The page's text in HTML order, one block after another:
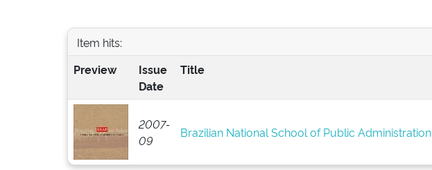
Item hits:
Preview
Issue
Date
Title
2007-
09
Brazilian National School of Public Administration